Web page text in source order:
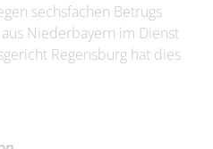
sechsfachen Betrugs
Niederbayern im Dienst
Regensburg hat dies